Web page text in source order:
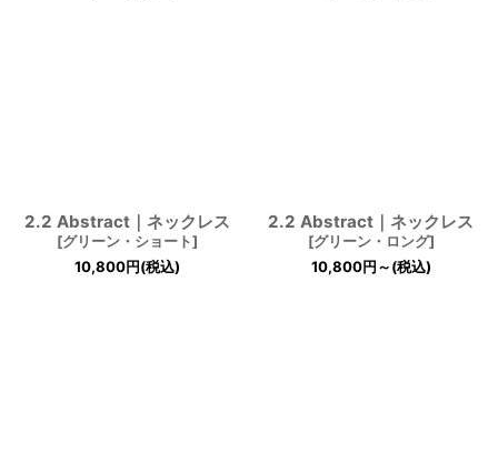
2.2 Abstract｜ネックレス
[グリーン・ショート]
10,800円(税込)
2.2 Abstract｜ネックレス
[グリーン・ロング]
10,800円～(税込)